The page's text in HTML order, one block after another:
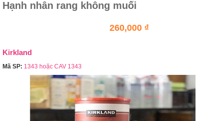
Hạnh nhân rang không muối
260,000 ₫
Kirkland
Mã SP: 1343 hoặc CAV 1343